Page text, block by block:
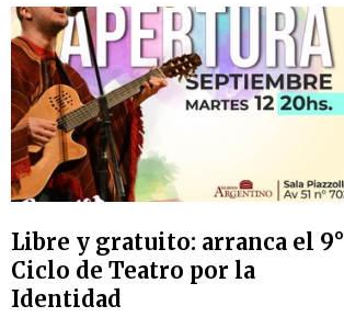
Libre y gratuito: arranca el 9°
Ciclo de Teatro por la
Identidad